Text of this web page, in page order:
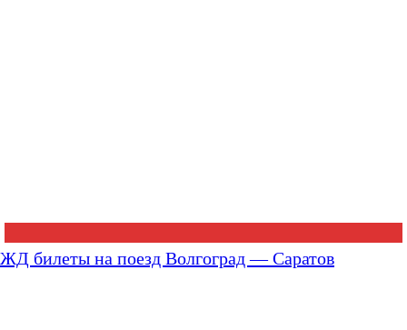
ЖД билеты на поезд Волгоград — Саратов